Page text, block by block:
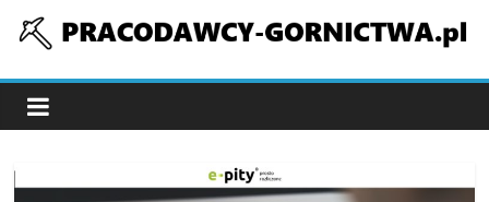
pracodawcy-
gornictwa.pl